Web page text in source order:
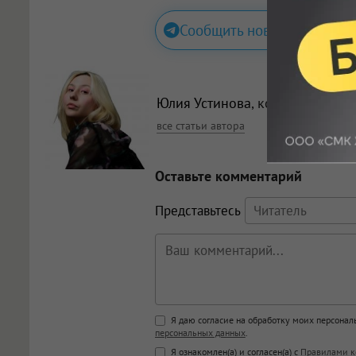
Сообщить новость
Юлия Устинова, корреспондент
все статьи автора
Оставьте комментарий
Представьтесь
Поддержка HTML
<b>, <strong>, <u>, <i>, <em>,
Я даю согласие на обработку моих
персональных данных.
Я ознакомлен(а) и согласен(а) с Правилами